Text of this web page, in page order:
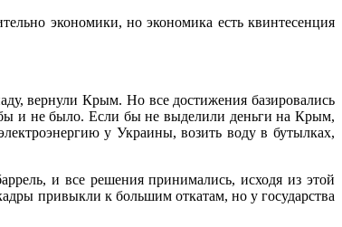
экономики, но экономика есть квинтесенция
вернули Крым. Но все достижения базировались
бы и не было. Если бы не выделили деньги на Крым,
у Украины, возить воду в бутылках,
и все решения принимались, исходя из этой
привыкли к большим откатам, но у государства